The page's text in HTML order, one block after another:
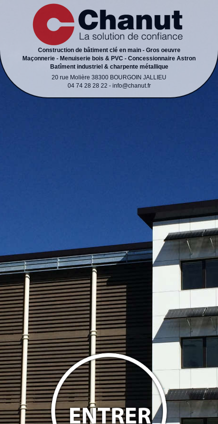
Construction de bâtiment clé en main - Gros oeuvre
Maçonnerie - Menuiserie bois & PVC - Concessionnaire Astron
Batîment industriel & charpente métallique
20 rue Molière 38300 BOURGOIN JALLIEU
04 74 28 28 22 - info@chanut.fr